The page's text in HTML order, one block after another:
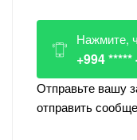
Нажмите,
+994 *****
Отправьте вашу
отправить